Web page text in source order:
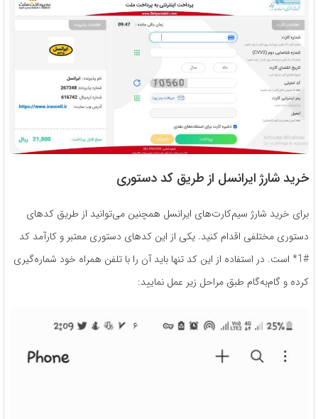
خرید شارژ ایرانسل از طریق کد دستوری
برای خرید شارژ سیم‌کارت‌های ایرانسل همچنین می‌توانید از طریق کدهای
دستوری مختلفی اقدام کنید. یکی از این کدهای دستوری معتبر و کارآمد کد
#1* است. در استفاده از این کد تنها باید آن را با تلفن همراه خود شماره‌گیری
کرده و گام‌به‌گام طبق مراحل زیر عمل نمایید: